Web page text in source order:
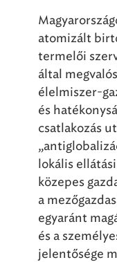
atomizált
termelői
által
élelmiszer-
és
csatlakozás
lokális
közepes
a
egyaránt
és a
jelentősége